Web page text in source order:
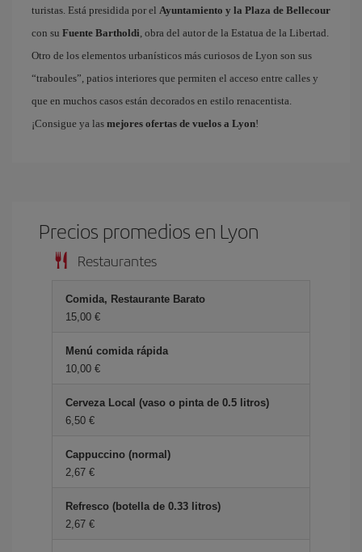
turistas. Está presidida por el Ayuntamiento y la Plaza de Bellecour
con su Fuente Bartholdi, obra del autor de la Estatua de la Libertad.
Otro de los elementos urbanísticos más curiosos de Lyon son sus
“traboules”, patios interiores que permiten el acceso entre calles y
que en muchos casos están decorados en estilo renacentista.
¡Consigue ya las mejores ofertas de vuelos a Lyon!
Precios promedios en Lyon
Restaurantes
Comida, Restaurante Barato
15,00 €
Menú comida rápida
10,00 €
Cerveza Local (vaso o pinta de 0.5 litros)
6,50 €
Cappuccino (normal)
2,67 €
Refresco (botella de 0.33 litros)
2,67 €